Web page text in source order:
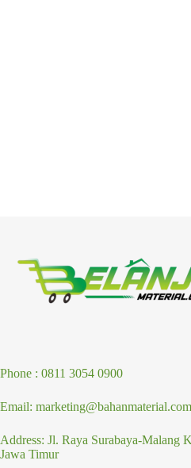
Phone : 0811 3054 0900
Email: marketing@bahanmaterial.com
Address: Jl. Raya Surabaya-Malang
Jawa Timur